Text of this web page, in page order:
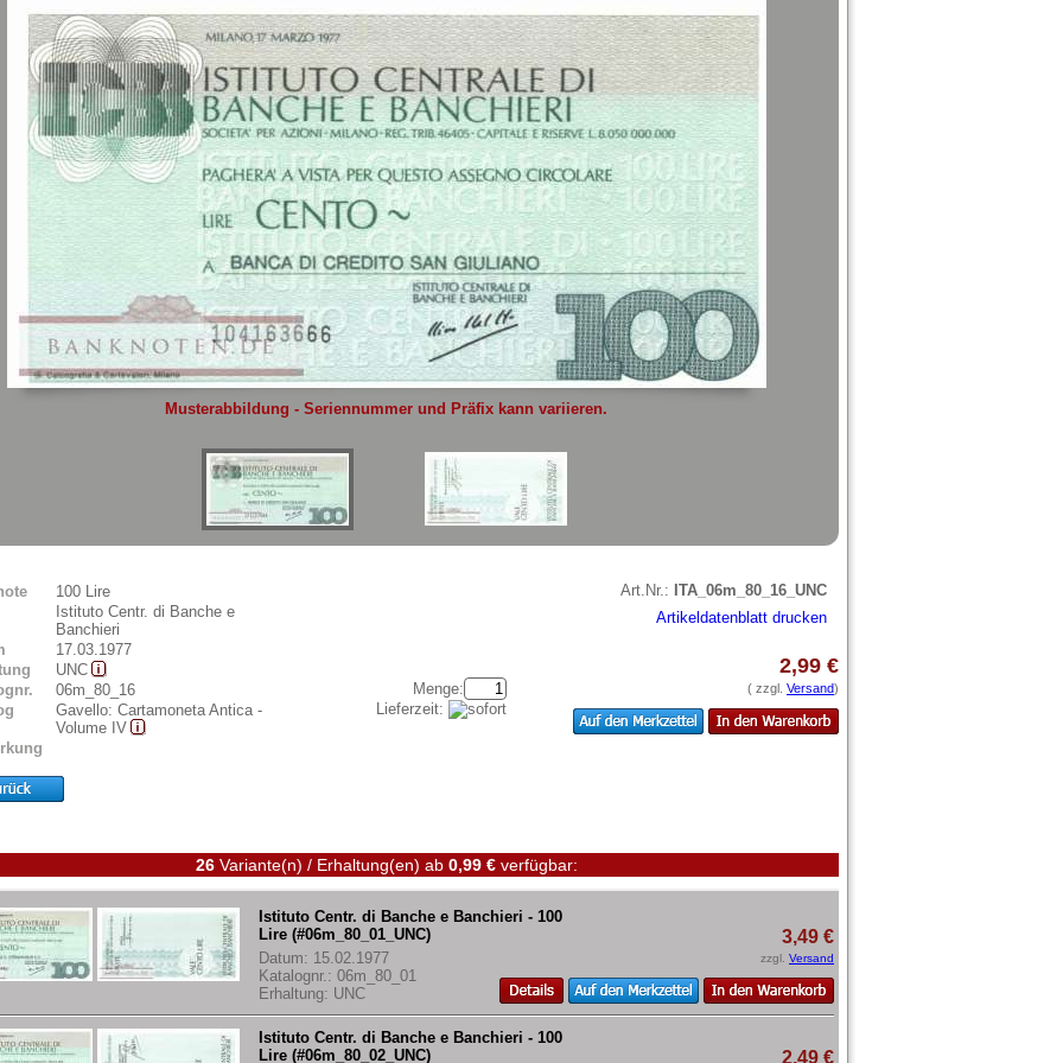
Musterabbildung - Seriennummer und Präfix kann variieren.
100 Lire
Istituto Centr. di Banche e
Banchieri
17.03.1977
UNC
06m_80_16
Gavello: Cartamoneta Antica -
Volume IV
Art.Nr.: ITA_06m_80_16_UNC
Artikeldatenblatt drucken
Menge:
Lieferzeit:
2,99 €
( zzgl. Versand)
26Variante(n) / Erhaltung(en) ab 0,99 €verfügbar:
Istituto Centr. di Banche e Banchieri - 100
Lire (#06m_80_01_UNC)
Datum: 15.02.1977
Katalognr.: 06m_80_01
Erhaltung: UNC
3,49 €
zzgl. Versand
Istituto Centr. di Banche e Banchieri - 100
Lire (#06m_80_02_UNC)
2,49 €